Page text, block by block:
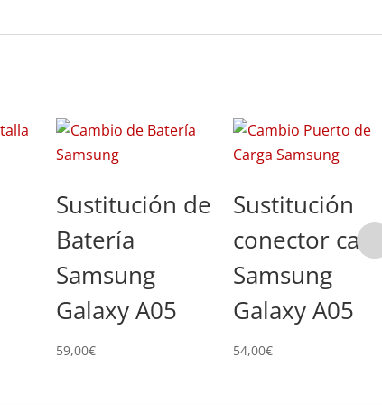
Sustitución de
Batería
Samsung
Galaxy A05
59,00€
Sustitución
conector
Samsung
Galaxy A05
54,00€